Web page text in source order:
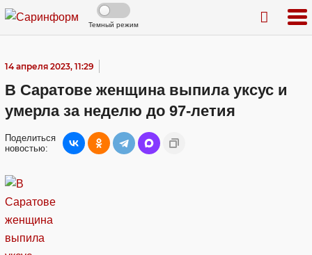
Темный режим
14 апреля 2023, 11:29
В Саратове женщина выпила уксус и
умерла за неделю до 97-летия
Поделиться
новостью: